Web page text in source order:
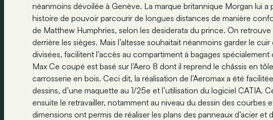
néanmoins dévoilée à Genève. La marque britannique Morgan lui a
histoire de pouvoir parcourir de longues distances de manière
de Matthew Humphries, selon les desiderata du prince. On
derrière les sièges. Mais l’altesse souhaitait néanmoins garder le
divisées, facilitent l’accès au compartiment à bagages
Max Ce coupé est basé sur l’Aero 8 dont il reprend le châssis en
carrosserie en bois. Ceci dit, la réalisation de l’Aeromax a été
dessins, d’une maquette au 1/25e et l’utilisation du logiciel CATIA.
ensuite le retravailler, notamment au niveau du dessin des courbes
dimensions ont permis de réaliser les plans des panneaux d’acier